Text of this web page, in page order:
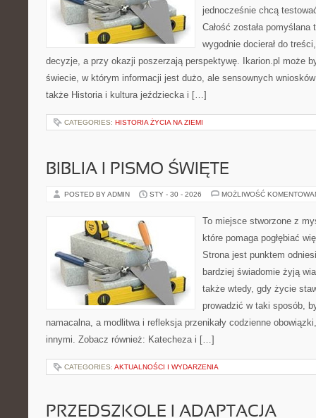
jednocześnie chcą
Całość została
wygodnie docierał do
decyzje, a przy okazji poszerzają perspektywę. Ikarion.pl może
świecie, w którym informacji jest dużo, ale sensownych
także Historia i kultura jeździecka i […]
CATEGORIES: HISTORIA ŻYCIA NA ZIEMI
BIBLIA I PISMO ŚWIĘTE
POSTED BY ADMIN STY - 30 - 2026 MOŻLIWOŚĆ
To miejsce stworzone z
które pomaga pogłębiać
Strona jest punktem
bardziej świadomie żyją
także wtedy, gdy życie
prowadzić w taki sposób,
namacalna, a modlitwa i refleksja przenikały codzienne
innymi. Zobacz również: Katecheza i […]
CATEGORIES: AKTUALNOŚCI I WYDARZENIA
PRZEDSZKOLE I ADAPTACJA